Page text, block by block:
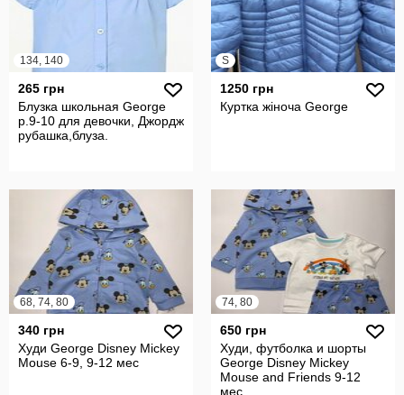
134, 140
265 грн
Блузка школьная George
р.9-10 для девочки, Джордж
рубашка,блуза.
S
1250 грн
Куртка жіноча George
68, 74, 80
340 грн
Худи George Disney Mickey
Mouse 6-9, 9-12 мес
74, 80
650 грн
Худи, футболка и шорты
George Disney Mickey
Mouse and Friends 9-12
мес